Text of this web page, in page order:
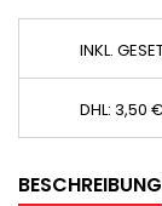
INKL.
DHL: 3,50
BESCHREIBUNG